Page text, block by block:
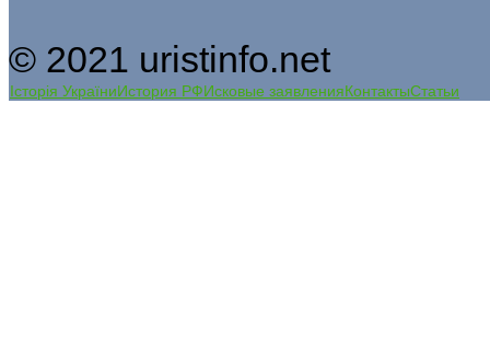
© 2021 uristinfo.net
Історія УкраїниИстория РФИсковые заявленияКонтактыСтатьи